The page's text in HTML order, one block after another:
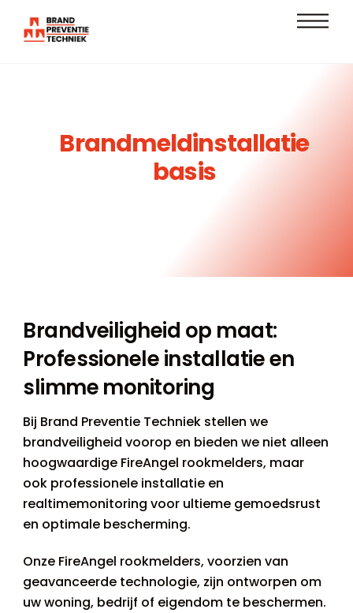
Brandmeldinstallatie
basis
Brandveiligheid op maat:
Professionele installatie en
slimme monitoring
Bij Brand Preventie Techniek stellen we
brandveiligheid voorop en bieden we niet alleen
hoogwaardige FireAngel rookmelders, maar
ook professionele installatie en
realtimemonitoring voor ultieme gemoedsrust
en optimale bescherming.
Onze FireAngel rookmelders, voorzien van
geavanceerde technologie, zijn ontworpen om
uw woning, bedrijf of eigendom te beschermen.